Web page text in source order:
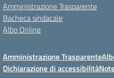
Amministrazione Trasparente
Bacheca sindacale
Albo Online
Amministrazione Trasparente
Dichiarazione di accessibilità